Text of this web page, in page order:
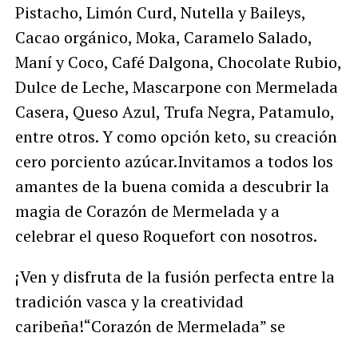
Pistacho, Limón Curd, Nutella y Baileys,
Cacao orgánico, Moka, Caramelo Salado,
Maní y Coco, Café Dalgona, Chocolate Rubio,
Dulce de Leche, Mascarpone con Mermelada
Casera, Queso Azul, Trufa Negra, Patamulo,
entre otros. Y como opción keto, su creación
cero porciento azúcar.Invitamos a todos los
amantes de la buena comida a descubrir la
magia de Corazón de Mermelada y a
celebrar el queso Roquefort con nosotros.
¡Ven y disfruta de la fusión perfecta entre la
tradición vasca y la creatividad
caribeña!“Corazón de Mermelada” se